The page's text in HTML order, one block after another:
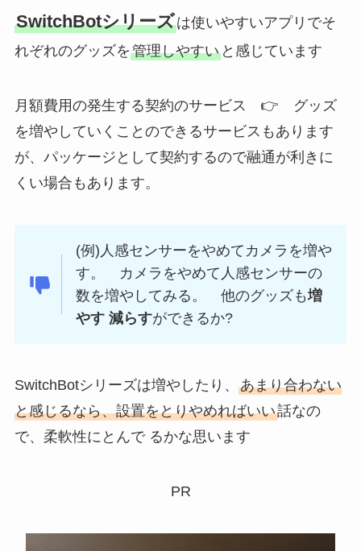
SwitchBotシリーズは使いやすいアプリでそ
れぞれのグッズを管理しやすいと感じています
月額費用の発生する契約のサービス 👉 グッズ
を増やしていくことのできるサービスもあります
が、パッケージとして契約するので融通が利きに
くい場合もあります。
(例)人感センサーをやめてカメラを増や
す。 カメラをやめて人感センサーの
数を増やしてみる。 他のグッズも増
やす 減らすができるか?
SwitchBotシリーズは増やしたり、 あまり合わない
と感じるなら、設置をとりやめればいい話なの
で、柔軟性にとんで るかな思います
PR